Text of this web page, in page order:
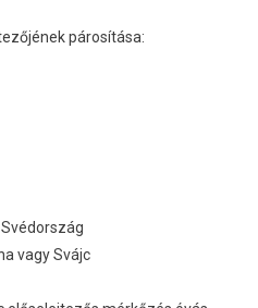
párosítása:
vagy Svájc